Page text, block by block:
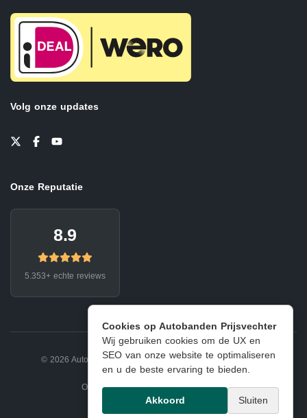
Cookies op Autobanden Prijsvechter
Wij gebruiken cookies om de UX en
SEO van onze website te optimaliseren
en u de beste ervaring te bieden.
Akkoord Sluiten
Volg onze updates
Onze Reputatie
8.9
5.353+ echte reviews
© 2026 Autobanden Prijsvechter. Privacy | Voorwaarden
Onderdeel van EJ Banden Oosterhout